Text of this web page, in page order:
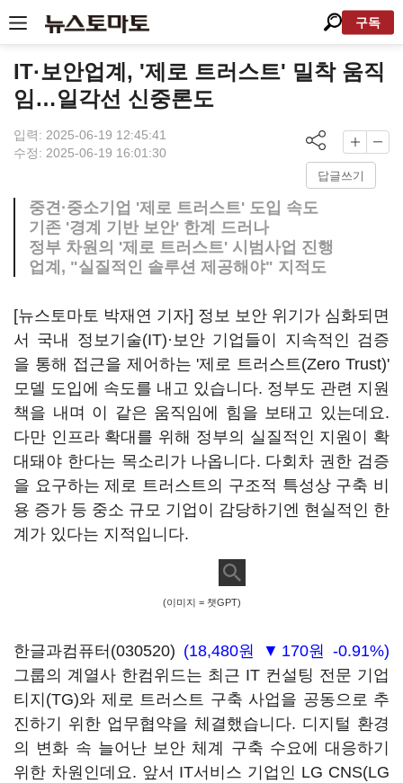
구독
IT·보안업계, '제로 트러스트' 밀착 움직
임…일각선 신중론도
입력: 2025-06-19 12:45:41
수정: 2025-06-19 16:01:30
답글쓰기
중견·중소기업 '제로 트러스트' 도입 속도
기존 '경계 기반 보안' 한계 드러나
정부 차원의 '제로 트러스트' 시범사업 진행
업계, "실질적인 솔루션 제공해야" 지적도
[뉴스토마토 박재연 기자] 정보 보안 위기가 심화되면
서 국내 정보기술(IT)·보안 기업들이 지속적인 검증
을 통해 접근을 제어하는 '제로 트러스트(Zero Trust)'
모델 도입에 속도를 내고 있습니다. 정부도 관련 지원
책을 내며 이 같은 움직임에 힘을 보태고 있는데요.
다만 인프라 확대를 위해 정부의 실질적인 지원이 확
대돼야 한다는 목소리가 나옵니다. 다회차 권한 검증
을 요구하는 제로 트러스트의 구조적 특성상 구축 비
용 증가 등 중소 규모 기업이 감당하기엔 현실적인 한
계가 있다는 지적입니다.
(이미지 = 챗GPT)
한글과컴퓨터(030520) (18,480원 ▼170원 -0.91%)
그룹의 계열사 한컴위드는 최근 IT 컨설팅 전문 기업
티지(TG)와 제로 트러스트 구축 사업을 공동으로 추
진하기 위한 업무협약을 체결했습니다. 디지털 환경
의 변화 속 늘어난 보안 체계 구축 수요에 대응하기
위한 차원인데요. 앞서 IT서비스 기업인 LG CNS(LG